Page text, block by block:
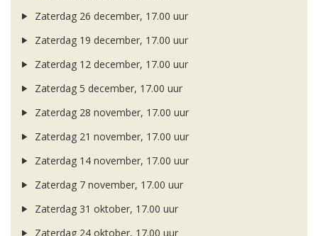
Zaterdag 26 december, 17.00 uur
Zaterdag 19 december, 17.00 uur
Zaterdag 12 december, 17.00 uur
Zaterdag 5 december, 17.00 uur
Zaterdag 28 november, 17.00 uur
Zaterdag 21 november, 17.00 uur
Zaterdag 14 november, 17.00 uur
Zaterdag 7 november, 17.00 uur
Zaterdag 31 oktober, 17.00 uur
Zaterdag 24 oktober, 17.00 uur